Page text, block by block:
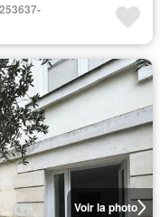
Voir la photo